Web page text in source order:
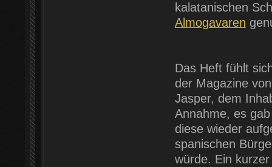
kalatanischen
Almogavaren
Das Heft fühlt
der Magazine
Jasper, dem
Annahme, es
diese wieder
spanischen
würde. Ein